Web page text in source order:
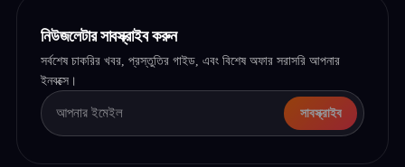
নিউজলেটার সাবস্ক্রাইব করুন
সর্বশেষ চাকরির খবর, প্রস্তুতির গাইড, এবং বিশেষ অফার সরাসরি আপনার
ইনবক্সে।
সাবস্ক্রাইব